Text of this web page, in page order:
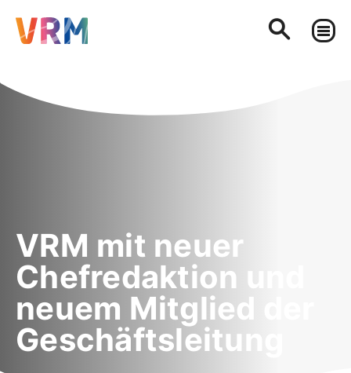
VRM mit neuer
Chefredaktion und
neuem Mitglied der
Geschäftsleitung